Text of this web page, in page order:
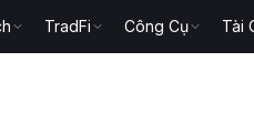
TradFi Công Cụ Tài